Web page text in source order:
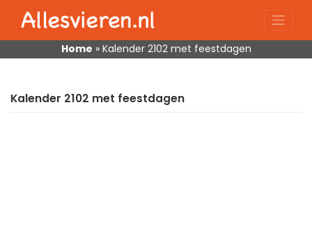
content
Home » Kalender 2102 met feestdagen
Kalender 2102 met feestdagen